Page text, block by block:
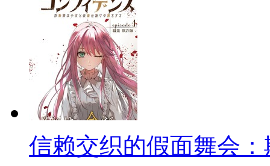
信赖交织的假面舞会